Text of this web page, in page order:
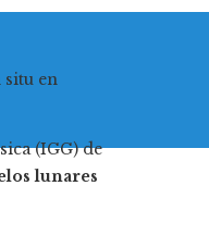
en
(IGG) de
lunares